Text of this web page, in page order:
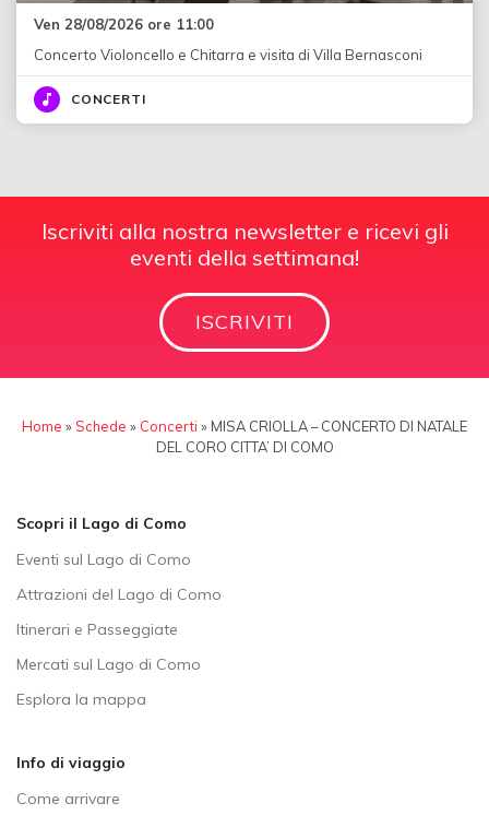
Ven 28/08/2026 ore 11:00
Concerto Violoncello e Chitarra e visita di Villa Bernasconi
CONCERTI
Iscriviti alla nostra newsletter e ricevi gli
eventi della settimana!
ISCRIVITI
Home »Schede » Concerti » MISA CRIOLLA – CONCERTO DI NATALE
DEL CORO CITTA’ DI COMO
Scopri il Lago di Como
Eventi sul Lago di Como
Attrazioni del Lago di Como
Itinerari e Passeggiate
Mercati sul Lago di Como
Esplora la mappa
Info di viaggio
Come arrivare